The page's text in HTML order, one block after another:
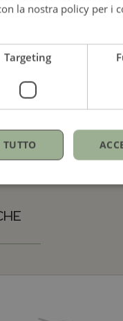
su richiesta
la nostra policy per i
Targeting